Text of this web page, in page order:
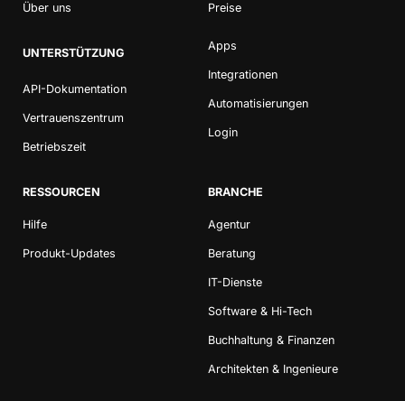
Über uns
UNTERSTÜTZUNG
API-Dokumentation
Vertrauenszentrum
Betriebszeit
Preise
Apps
Integrationen
Automatisierungen
Login
RESSOURCEN
Hilfe
Produkt-Updates
BRANCHE
Agentur
Beratung
IT-Dienste
Software & Hi-Tech
Buchhaltung & Finanzen
Architekten & Ingenieure